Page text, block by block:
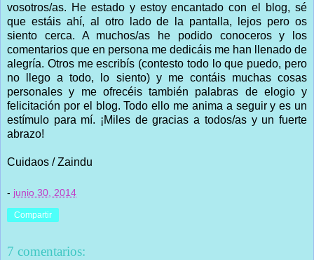
vosotros/as. He estado y estoy encantado con el blog, sé
que estáis ahí, al otro lado de la pantalla, lejos pero os
siento cerca. A muchos/as he podido conoceros y los
comentarios que en persona me dedicáis me han llenado de
alegría. Otros me escribís (contesto todo lo que puedo, pero
no llego a todo, lo siento) y me contáis muchas cosas
personales y me ofrecéis también palabras de elogio y
felicitación por el blog. Todo ello me anima a seguir y es un
estímulo para mí. ¡Miles de gracias a todos/as y un fuerte
abrazo!
Cuidaos / Zaindu
- junio 30, 2014
Compartir
7 comentarios: